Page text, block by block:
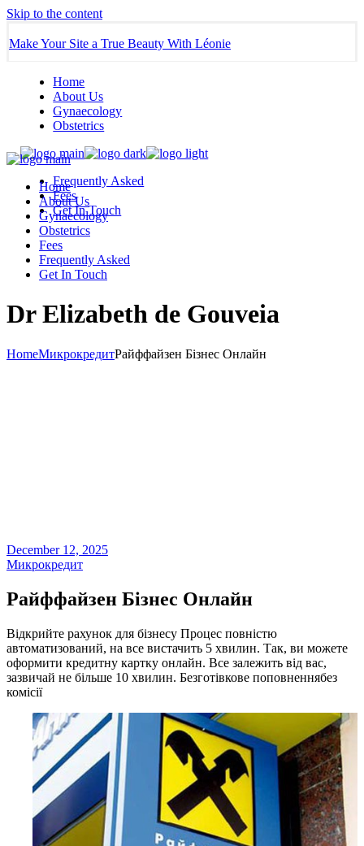
Skip to the content
Make Your Site a True Beauty With Léonie
Home
About Us
Gynaecology
Obstetrics
Frequently Asked
Fees
Get In Touch
Home
About Us
Gynaecology
Obstetrics
Fees
Frequently Asked
Get In Touch
Dr Elizabeth de Gouveia
HomeМикрокредитРайффайзен Бізнес Онлайн
December 12, 2025
Микрокредит
Райффайзен Бізнес Онлайн
Відкрийте рахунок для бізнесу Процес повністю
автоматизований, на все вистачить 5 хвилин. Так, ви можете
оформити кредитну картку онлайн. Все залежить від вас,
зазвичай не більше 10 хвилин. Безготівкове поповненнябез
комісії